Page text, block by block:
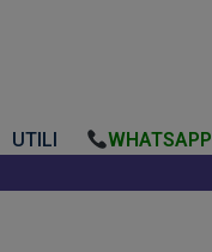
UTILI WHATSAPP